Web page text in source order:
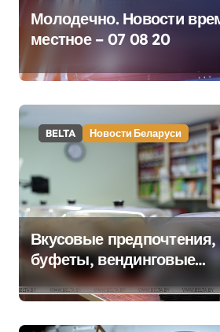
Молодечно. Новости
местное – 07 08 20
BELTA Новости Беларуси
Вкусовые предпочтения,
буфеты, вендинговые
аппараты.
изменениях в школьном
питании